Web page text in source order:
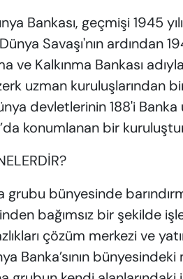
Bankası, geçmişi 1945
Savaşı'nın ardından
ve Kalkınma Bankası
uzman kuruluşlarından
devletlerinin 188'i Banka
konumlanan bir
grubu bünyesinde
bağımsız bir şekilde
çözüm merkezi ve
Banka’sının